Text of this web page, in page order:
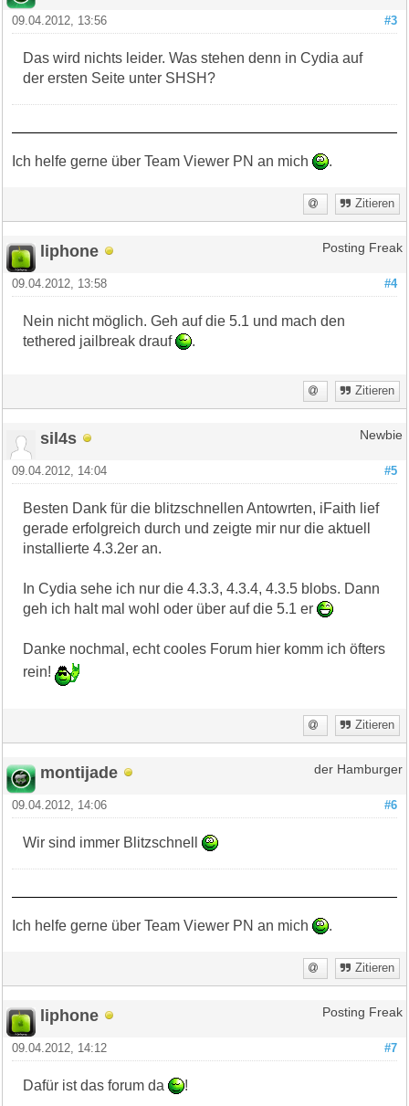
#3
09.04.2012, 13:56
Das wird nichts leider. Was stehen denn in Cydia auf
der ersten Seite unter SHSH?
Ich helfe gerne über Team Viewer PN an mich .
Zitieren
liphone Posting Freak
#4
09.04.2012, 13:58
Nein nicht möglich. Geh auf die 5.1 und mach den
tethered jailbreak drauf
.
Zitieren
sil4s Newbie
#5
09.04.2012, 14:04
Besten Dank für die blitzschnellen Antowrten, iFaith lief
gerade erfolgreich durch und zeigte mir nur die aktuell
installierte 4.3.2er an.
In Cydia sehe ich nur die 4.3.3, 4.3.4, 4.3.5 blobs. Dann
geh ich halt mal wohl oder über auf die 5.1 er
Danke nochmal, echt cooles Forum hier komm ich öfters
rein!
Zitieren
montijade der Hamburger
#6
09.04.2012, 14:06
Wir sind immer Blitzschnell
Ich helfe gerne über Team Viewer PN an mich .
Zitieren
liphone Posting Freak
#7
09.04.2012, 14:12
Dafür ist das forum da !